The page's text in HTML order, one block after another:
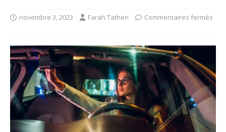
novembre 3, 2023 Farah Tatheri Commentaires fermés